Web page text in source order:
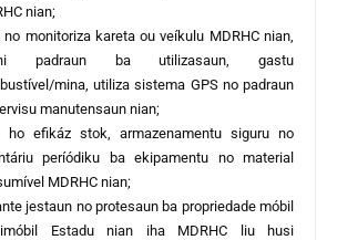
nian;
no monitoriza kareta ou veíkulu MDRHC nian,
padraun ba utilizasaun, gastu
mina, utiliza sistema GPS no padraun
manutensaun nian;
ho efikáz stok, armazenamentu siguru no
períódiku ba ekipamentu no material
MDRHC nian;
jestaun no protesaun ba propriedade móbil
Estadu nian iha MDRHC liu husi